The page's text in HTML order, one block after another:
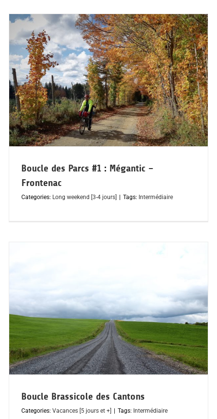
Boucle des Parcs #1 : Mégantic –
Frontenac
Categories: Long weekend [3-4 jours] | Tags: Intermédiaire
Boucle Brassicole des Cantons
Categories:Vacances [5 jours et +] | Tags: Intermédiaire